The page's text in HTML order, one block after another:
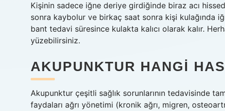
Kişinin sadece iğne deriye girdiğinde biraz acı
sonra kaybolur ve birkaç saat sonra kişi kulağında
bant tedavi süresince kulakta kalıcı olarak kalır.
yüzebilirsiniz.
AKUPUNKTUR HANGI
Akupunktur çeşitli sağlık sorunlarının tedavisinde
faydaları ağrı yönetimi (kronik ağrı, migren,